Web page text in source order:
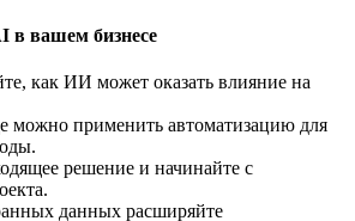
в вашем бизнесе
как ИИ может оказать влияние на
можно применить автоматизацию для
решение и начинайте с
данных расширяйте